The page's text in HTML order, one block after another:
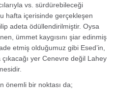
vs. sürdürebileceği
hafta içerisinde gerçekleşen
adeta ödüllendirilmiştir. Oysa
ümmet kaygısını şiar edinmiş
etmiş olduğumuz gibi Esed’in,
yer Cenevre değil Lahey
önemli bir noktası da;